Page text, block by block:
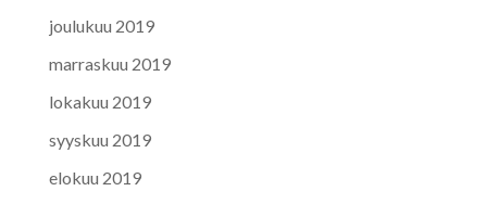
joulukuu 2019
marraskuu 2019
lokakuu 2019
syyskuu 2019
elokuu 2019